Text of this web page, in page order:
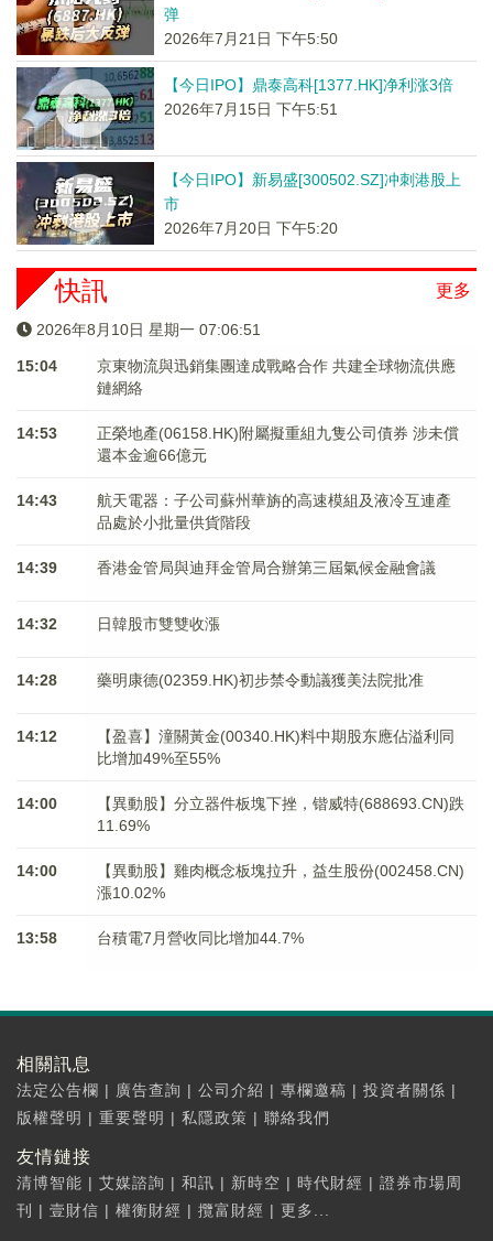
弹
2026年7月21日 下午5:50
【今日IPO】鼎泰高科[1377.HK]净利涨3倍
2026年7月15日 下午5:51
【今日IPO】新易盛[300502.SZ]冲刺港股上
市
2026年7月20日 下午5:20
更多
快訊
2026年8月10日 星期一 07:06:51
15:04
京東物流與迅銷集團達成戰略合作 共建全球物流供應
鏈網絡
14:53
正榮地產(06158.HK)附屬擬重組九隻公司債券 涉未償
還本金逾66億元
14:43
航天電器：子公司蘇州華旃的高速模組及液冷互連產
品處於小批量供貨階段
14:39 香港金管局與迪拜金管局合辦第三屆氣候金融會議
14:32 日韓股市雙雙收漲
14:28 藥明康德(02359.HK)初步禁令動議獲美法院批准
14:12
【盈喜】潼關黃金(00340.HK)料中期股东應佔溢利同
比增加49%至55%
14:00
【異動股】分立器件板塊下挫，锴威特(688693.CN)跌
11.69%
14:00
【異動股】雞肉概念板塊拉升，益生股份(002458.CN)
漲10.02%
13:58 台積電7月營收同比增加44.7%
相關訊息
法定公告欄 | 廣告查詢 | 公司介紹 | 專欄邀稿 | 投資者關係 |
版權聲明 | 重要聲明 | 私隱政策 | 聯絡我們
友情鏈接
清博智能 | 艾媒諮詢 | 和訊 | 新時空 | 時代財經 | 證券市場周
刊
| 壹財信 | 權衡財經 | 攬富財經 | 更多...